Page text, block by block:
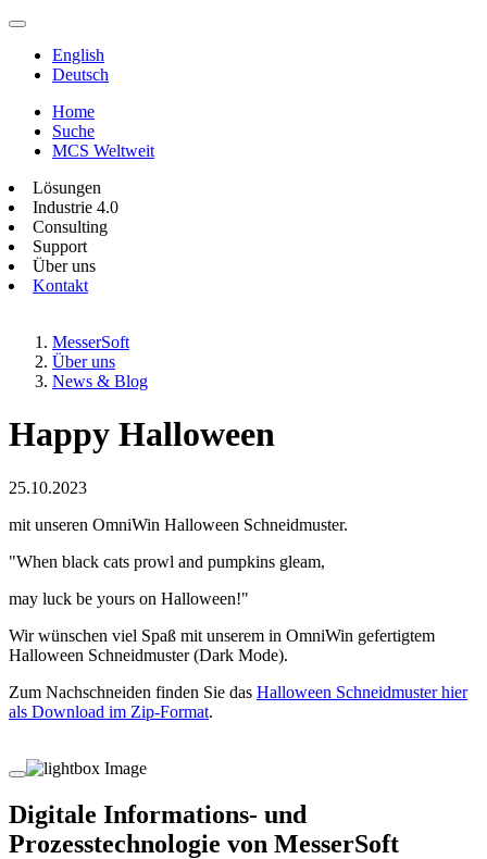
English
Deutsch
Home
Suche
MCS Weltweit
Lösungen
Industrie 4.0
Consulting
Support
Über uns
Kontakt
MesserSoft
Über uns
News & Blog
Happy Halloween
25.10.2023
mit unseren OmniWin Halloween Schneidmuster.
"When black cats prowl and pumpkins gleam,
may luck be yours on Halloween!"
Wir wünschen viel Spaß mit unserem in OmniWin gefertigtem
Halloween Schneidmuster (Dark Mode).
Zum Nachschneiden finden Sie das Halloween Schneidmuster hier
als Download im Zip-Format.
Digitale Informations- und
Prozesstechnologie von MesserSoft